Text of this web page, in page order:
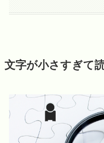
文字が小さすぎて